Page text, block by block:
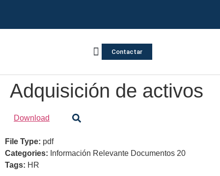
Contactar
Adquisición de activos
Download
File Type: pdf
Categories: Información Relevante Documentos 20
Tags: HR